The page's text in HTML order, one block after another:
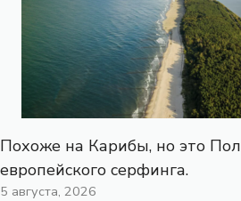
Похоже на Карибы, но это
европейского серфинга.
5 августа, 2026